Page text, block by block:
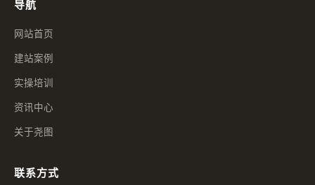
导航
网站首页
建站案例
实操培训
资讯中心
关于尧图
联系方式